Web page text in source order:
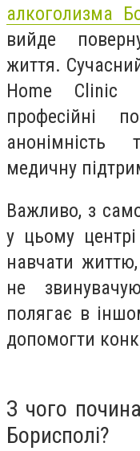
алкоголизма
вийде
життя.
Home Clinic
професійні
анонімність
медичну
Важливо, з
у цьому
навчати
не
полягає в
допомогти
З чого
Борисполі?